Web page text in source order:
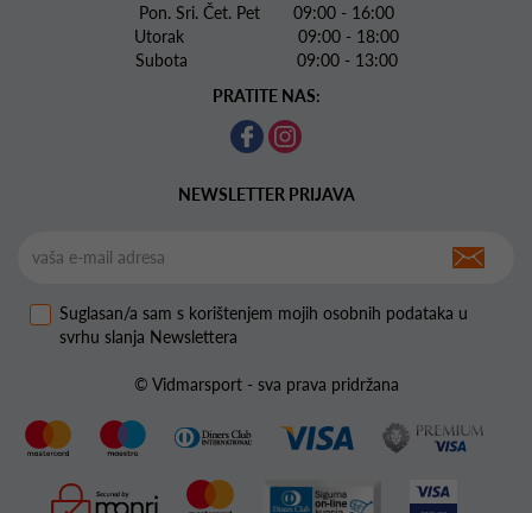
Pon. Sri. Čet. Pet 09:00 - 16:00
Utorak 09:00 - 18:00
Subota 09:00 - 13:00
PRATITE NAS:
NEWSLETTER PRIJAVA
Suglasan/a sam s korištenjem mojih osobnih podataka u
svrhu slanja Newslettera
© Vidmarsport - sva prava pridržana